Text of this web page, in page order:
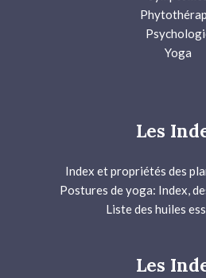
Yoga
Les
Index et propriétés des
Postures de yoga: Index,
Liste des huiles
Les